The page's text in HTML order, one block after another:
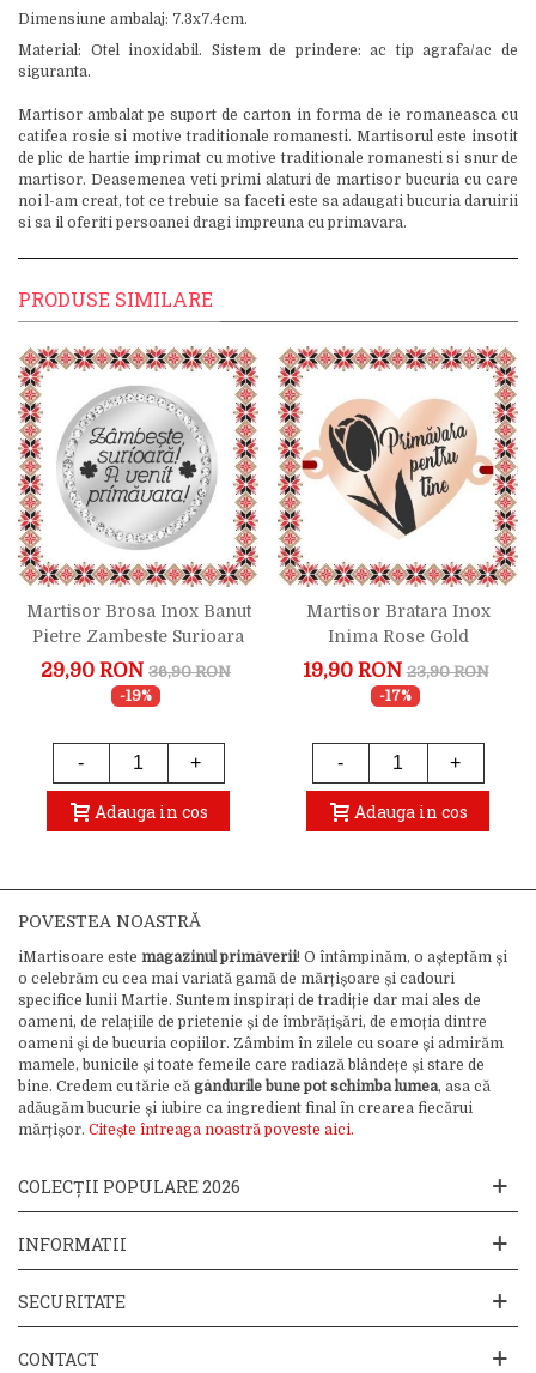
Dimensiune ambalaj: 7.3x7.4cm.
Material: Otel inoxidabil. Sistem de prindere: ac tip agrafa/ac de
siguranta.
Martisor ambalat pe suport de carton in forma de ie romaneasca cu
catifea rosie si motive traditionale romanesti. Martisorul este insotit
de plic de hartie imprimat cu motive traditionale romanesti si snur de
martisor. Deasemenea veti primi alaturi de martisor bucuria cu care
noi l-am creat, tot ce trebuie sa faceti este sa adaugati bucuria daruirii
si sa il oferiti persoanei dragi impreuna cu primavara.
PRODUSE SIMILARE
Martisor Brosa Inox Banut
Pietre Zambeste Surioara
Argintiu
29,90 RON 36,90 RON
-19%
- +
Adauga in cos
Martisor Bratara Inox
Inima Rose Gold
Primavara Pentru Tine
19,90 RON 23,90 RON
-17%
- +
Adauga in cos
POVESTEA NOASTRĂ
iMartisoare este magazinul primăverii! O întâmpinăm, o așteptăm și
o celebrăm cu cea mai variată gamă de mărțișoare și cadouri
specifice lunii Martie. Suntem inspirați de tradiție dar mai ales de
oameni, de relațiile de prietenie și de îmbrățișări, de emoția dintre
oameni și de bucuria copiilor. Zâmbim în zilele cu soare și admirăm
mamele, bunicile și toate femeile care radiază blândețe și stare de
bine. Credem cu tărie că gândurile bune pot schimba lumea, asa că
adăugăm bucurie și iubire ca ingredient final în crearea fiecărui
mărțișor. Citește întreaga noastră poveste aici.
COLECȚII POPULARE 2026
INFORMATII
SECURITATE
CONTACT